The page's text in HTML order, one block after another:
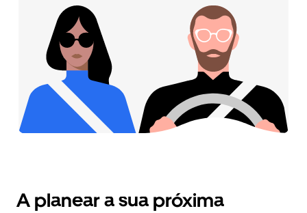
A planear a sua próxima